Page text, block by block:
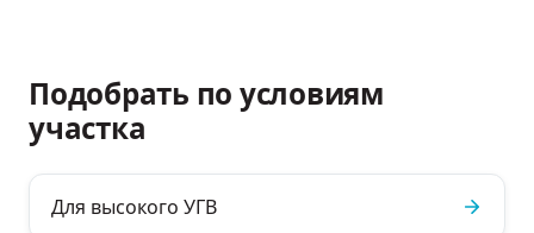
Подобрать по условиям
участка
Для высокого УГВ